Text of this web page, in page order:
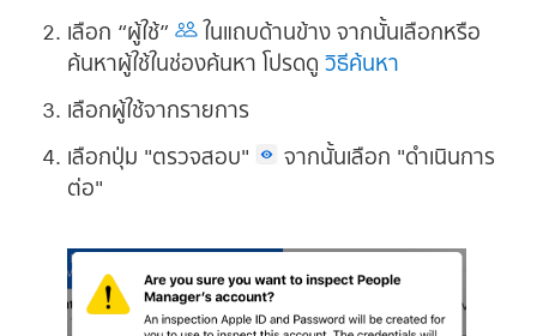
เลือก “ผู้ใช้”
ในแถบด้านข้าง จากนั้นเลือกหรือ
ค้นหาผู้ใช้ในช่องค้นหา โปรดดูวิธีค้นหา
เลือกผู้ใช้จากรายการ
เลือกปุ่ม "ตรวจสอบ"
จากนั้นเลือก "ดำเนินการ
ต่อ"